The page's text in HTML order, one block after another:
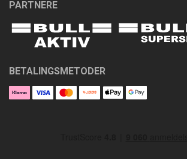
PARTNERE
BETALINGSMETODER